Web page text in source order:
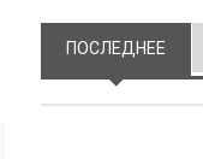
ПОСЛЕДНЕЕ